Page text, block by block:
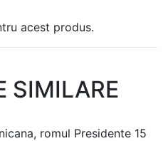
acest produs.
SIMILARE
romul Presidente 15